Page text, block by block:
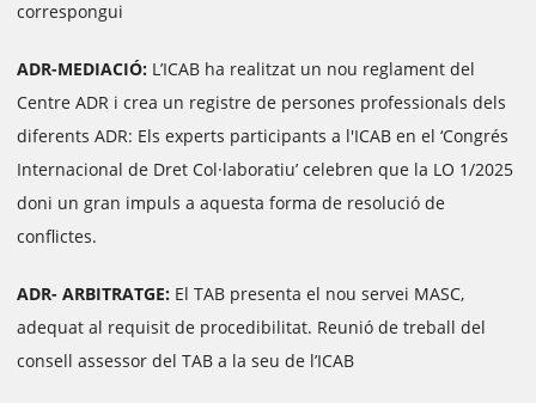
correspongui
ADR-MEDIACIÓ: L’ICAB ha realitzat un nou reglament del
Centre ADR i crea un registre de persones professionals dels
diferents ADR: Els experts participants a l'ICAB en el ‘Congrés
Internacional de Dret Col·laboratiu’ celebren que la LO 1/2025
doni un gran impuls a aquesta forma de resolució de
conflictes.
ADR- ARBITRATGE: El TAB presenta el nou servei MASC,
adequat al requisit de procedibilitat. Reunió de treball del
consell assessor del TAB a la seu de l’ICAB